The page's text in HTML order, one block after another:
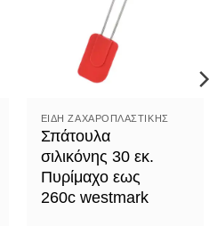
ΕΊΔΗ ΖΑΧΑΡΟΠΛΑΣΤΙΚΉΣ
Σπάτουλα
σιλικόνης 30 εκ.
Πυρίμαχο εως
260c westmark